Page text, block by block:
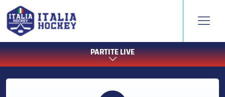
PARTITE LIVE